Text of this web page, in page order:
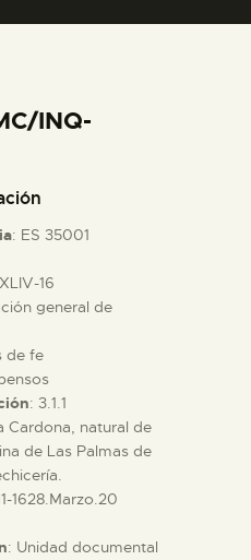
VISITA
INQ-
: ES 35001
16
general de
de fe
: 3.1.1
Cardona, natural de
de Las Palmas de
1628.Marzo.20
: Unidad documental